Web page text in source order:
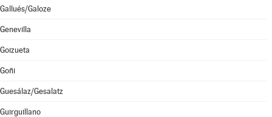
Gallués/Galoze
Genevilla
Goizueta
Goñi
Guesálaz/Gesalatz
Guirguillano